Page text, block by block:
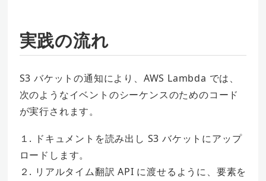
実践の流れ
S3 バケットの通知により、AWS Lambda では、
次のようなイベントのシーケンスのためのコード
が実行されます。
１. ドキュメントを読み出し S3 バケットにアップ
ロードします。
２. リアルタイム翻訳 API に渡せるように、要素を